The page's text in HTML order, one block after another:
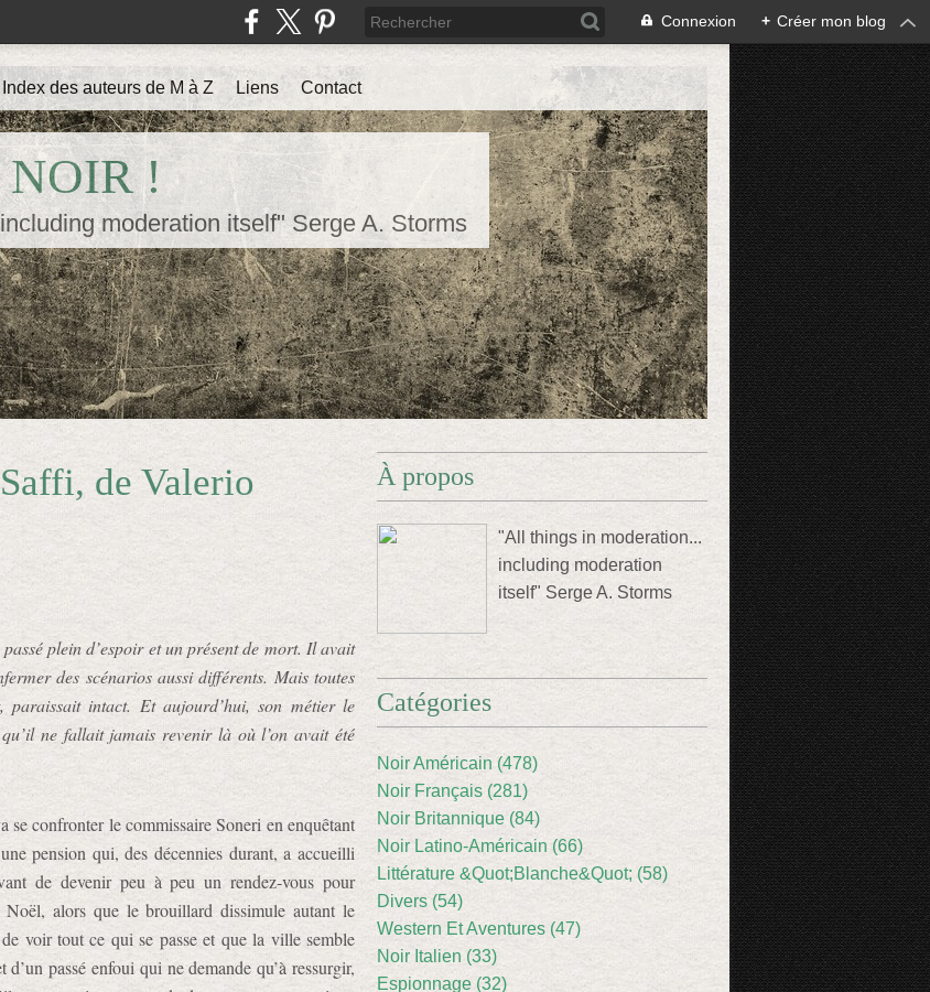
Connexion + Créer mon blog
!
moderation itself" Serge A. Storms
Index des auteurs de M à Z Liens Contact
de Valerio
plein d’espoir et un présent de mort. Il avait
des scénarios aussi différents. Mais toutes
intact. Et aujourd’hui, son métier le
ne fallait jamais revenir là où l’on avait été
se confronter le commissaire Soneri en enquêtant
pension qui, des décennies durant, a accueilli
de devenir peu à peu un rendez-vous pour
Noël, alors que le brouillard dissimule autant le
voir tout ce qui se passe et que la ville semble
passé enfoui qui ne demande qu’à ressurgir,
À propos
"All things in moderation...
including moderation
itself" Serge A. Storms
Catégories
Noir Américain (478)
Noir Français (281)
Noir Britannique (84)
Noir Latino-Américain (66)
Littérature &Quot;Blanche&Quot; (58)
Divers (54)
Western Et Aventures (47)
Noir Italien (33)
Espionnage (32)